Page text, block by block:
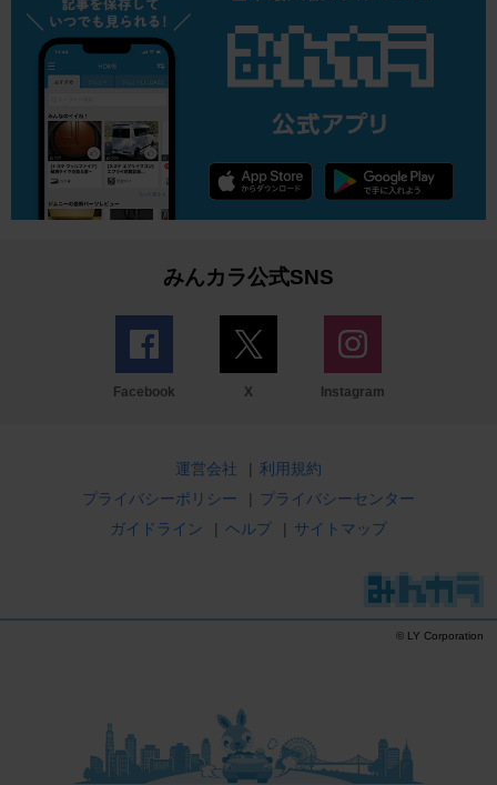
みんカラ公式SNS
Facebook X Instagram
運営会社 | 利用規約
プライバシーポリシー
| プライバシーセンター
ガイドライン
| ヘルプ | サイトマップ
© LY Corporation